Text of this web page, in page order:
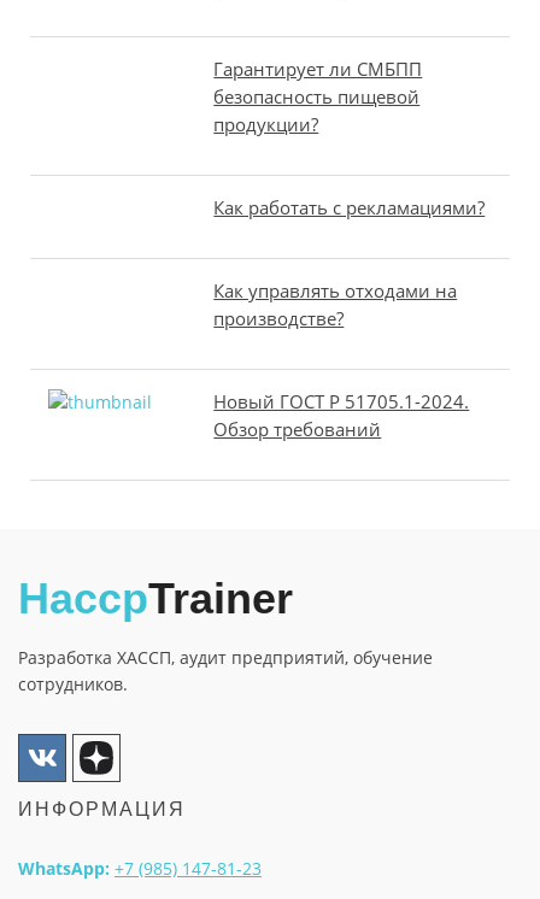
Гарантирует ли СМБПП
безопасность пищевой
продукции?
Как работать с рекламациями?
Как управлять отходами на
производстве?
Новый ГОСТ Р 51705.1-2024.
Обзор требований
HaccpTrainer
Разработка ХАССП, аудит предприятий, обучение
сотрудников.
ИНФОРМАЦИЯ
WhatsApp: +7 (985) 147-81-23